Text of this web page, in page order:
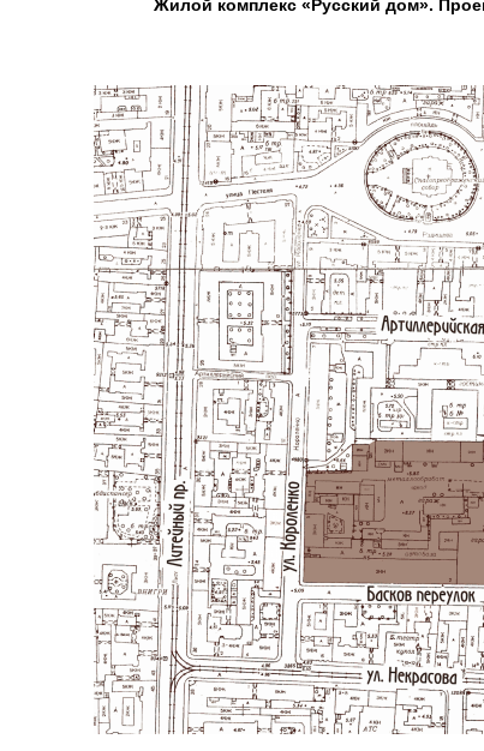
Жилой комплекс «Русский дом».